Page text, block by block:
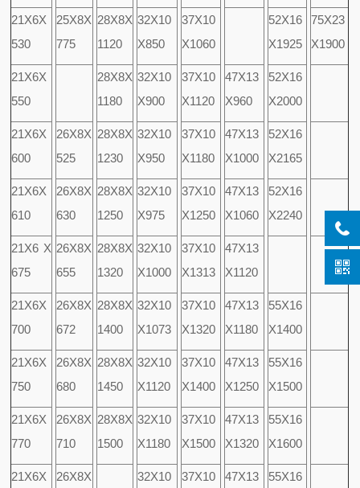
21X6X
530
25X8X
775
28X8X
1120
32X10
X850
37X10
X1060
52X16
X1925
75X23
X1900
21X6X
550
28X8X
1180
32X10
X900
37X10
X1120
47X13
X960
52X16
X2000
21X6X
600
26X8X
525
28X8X
1230
32X10
X950
37X10
X1180
47X13
X1000
52X16
X2165
21X6X
610
26X8X
630
28X8X
1250
32X10
X975
37X10
X1250
47X13
X1060
52X16
X2240
21X6 X
675
26X8X
655
28X8X
1320
32X10
X1000
37X10
X1313
47X13
X1120
21X6X
700
26X8X
672
28X8X
1400
32X10
X1073
37X10
X1320
47X13
X1180
55X16
X1400
21X6X
750
26X8X
680
28X8X
1450
32X10
X1120
37X10
X1400
47X13
X1250
55X16
X1500
21X6X
770
26X8X
710
28X8X
1500
32X10
X1180
37X10
X1500
47X13
X1320
55X16
X1600
21X6X
26X8X
32X10
37X10
47X13
55X16